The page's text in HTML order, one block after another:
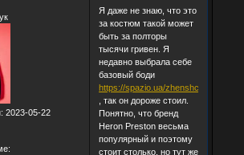
: 2023-05-22
Я даже не знаю, что это
за костюм такой может
быть за полторы
тысячи гривен. Я
недавно выбрала себе
базовый боди
https://spazio.ua/zhenshchinam/
, так он дороже стоил.
Понятно, что бренд
Heron Preston весьма
популярный и поэтому
стоит столько, но тут же